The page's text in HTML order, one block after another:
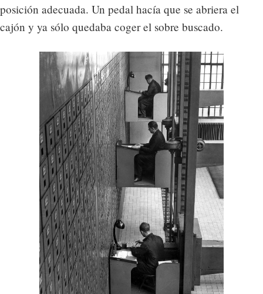
posición adecuada. Un pedal hacía que se abriera el
cajón y ya sólo quedaba coger el sobre buscado.